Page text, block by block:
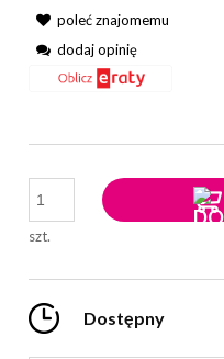
poleć znajomemu
dodaj opinię
szt.
Dostępny